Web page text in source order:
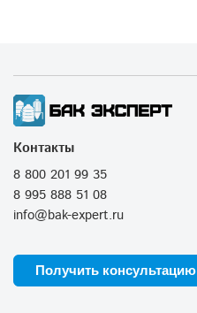
Контакты
8 800 201 99 35
8 995 888 51 08
info@bak-expert.ru
Получить консультацию